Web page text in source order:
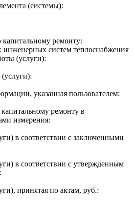
(системы):
ремонту:
систем теплоснабжения
(услуги):
указанная пользователем:
ремонту в
измерения:
в соответствии с заключенными
в соответствии с утвержденным
принятая по актам, руб.: